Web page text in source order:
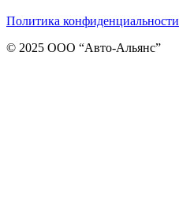
Политика конфиденциальности
© 2025 ООО “Авто-Альянс”